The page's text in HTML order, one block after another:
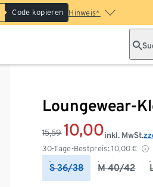
Code kopieren Hinweis*
Loungewear-
15,59 10,00
30-Tage-Bestpreis: 10,00 €
inkl. MwSt.
S 36/38 M 40/42